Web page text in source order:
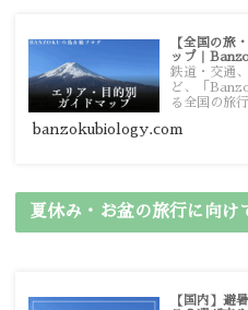
【全国の旅
ップ｜
鉄道・交通
ど、「
る全国の旅
ガイドマッ
banzokubiology.com
夏休み・お盆の旅行に向け
【国内】避